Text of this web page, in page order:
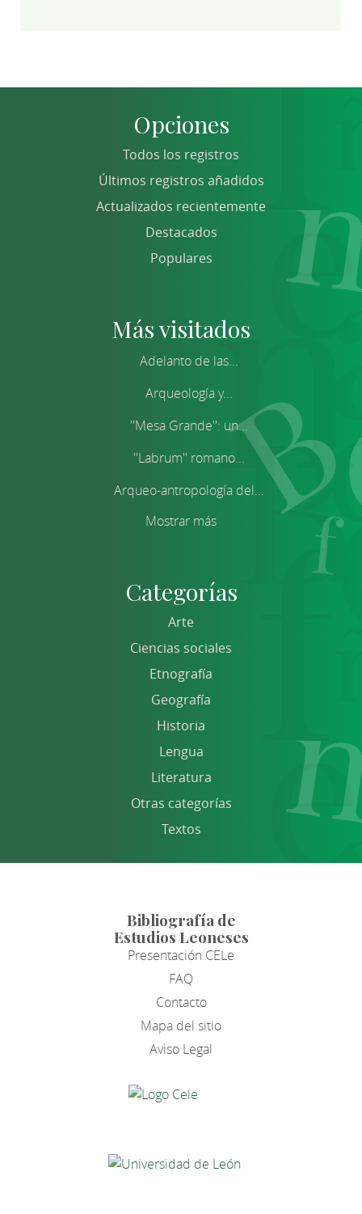
Opciones
Todos los registros
Últimos registros añadidos
Actualizados recientemente
Destacados
Populares
Más visitados
Adelanto de las...
Arqueología y...
''Mesa Grande'': un...
''Labrum'' romano...
Arqueo-antropología del...
Mostrar más
Categorías
Arte
Ciencias sociales
Etnografía
Geografía
Historia
Lengua
Literatura
Otras categorías
Textos
Bibliografía de
Estudios Leoneses
Presentación CELe
FAQ
Contacto
Mapa del sitio
Aviso Legal